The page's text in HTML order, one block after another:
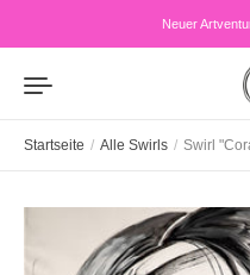
Neuer
Startseite / Alle Swirls / Swirl